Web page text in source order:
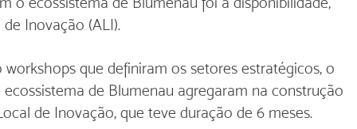
Inovação (ALI).
que definiram os setores estratégicos, o
de Blumenau agregaram na construção
de Inovação, que teve duração de 6 meses.